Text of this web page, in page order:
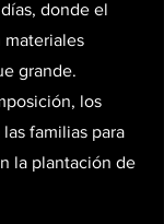
donde el
materiales
grande.
los
familias para
la plantación de